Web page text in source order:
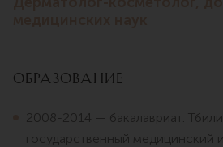
Образование
2008-2014 — бакалавриат:
государственный медицинский